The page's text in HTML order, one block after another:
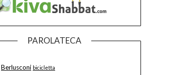
PAROLATECA
Berlusconi bicicletta